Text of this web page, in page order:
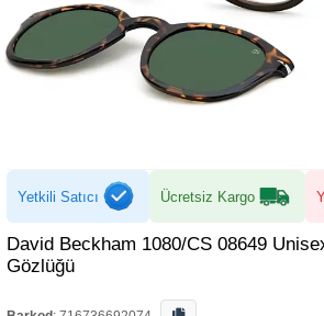
Yetkili Satıcı Ücretsiz Kargo
David Beckham 1080/CS 08649
Gözlüğü